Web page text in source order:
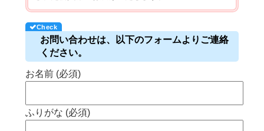
お問い合わせは、以下のフォームよりご連絡
ください。
お名前 (必須)
ふりがな (必須)